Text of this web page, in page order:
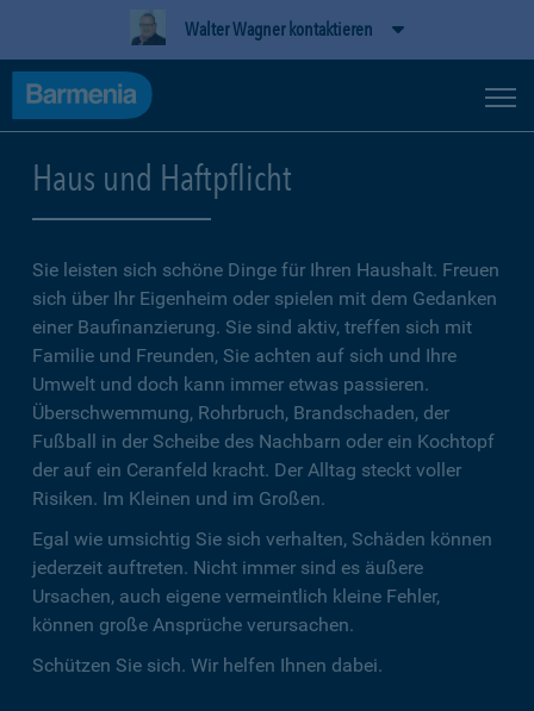
Walter Wagner kontaktieren
Haus und Haftpflicht
Sie leisten sich schöne Dinge für Ihren Haushalt. Freuen
sich über Ihr Eigenheim oder spielen mit dem Gedanken
einer Baufinanzierung. Sie sind aktiv, treffen sich mit
Familie und Freunden, Sie achten auf sich und Ihre
Umwelt und doch kann immer etwas passieren.
Überschwemmung, Rohrbruch, Brandschaden, der
Fußball in der Scheibe des Nachbarn oder ein Kochtopf
der auf ein Ceranfeld kracht. Der Alltag steckt voller
Risiken. Im Kleinen und im Großen.
Egal wie umsichtig Sie sich verhalten, Schäden können
jederzeit auftreten. Nicht immer sind es äußere
Ursachen, auch eigene vermeintlich kleine Fehler,
können große Ansprüche verursachen.
Schützen Sie sich. Wir helfen Ihnen dabei.